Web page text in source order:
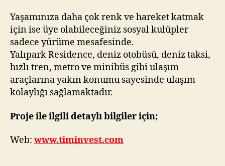
Yaşamınıza daha çok renk ve hareket katmak
için ise üye olabileceğiniz sosyal kulüpler
sadece yürüme mesafesinde.
Yalıpark Residence, deniz otobüsü, deniz taksi,
hızlı tren, metro ve minibüs gibi ulaşım
araçlarına yakın konumu sayesinde ulaşım
kolaylığı sağlamaktadır.
Proje ile ilgili detaylı bilgiler için;
Web: www.timinvest.com